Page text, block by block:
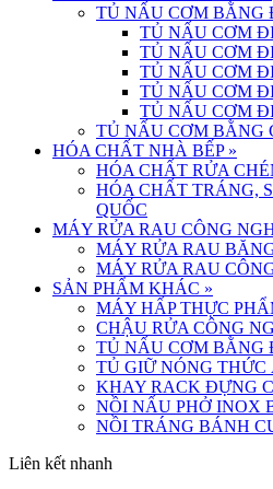
TỦ NẤU CƠM BẰNG
TỦ NẤU CƠM
TỦ NẤU CƠM
TỦ NẤU CƠM
TỦ NẤU CƠM
TỦ NẤU CƠM
TỦ NẤU CƠM BẰNG
HÓA CHẤT NHÀ BẾP »
HÓA CHẤT RỬA
HÓA CHẤT TRÁNG,
QUỐC
MÁY RỬA RAU CÔNG
MÁY RỬA RAU
MÁY RỬA RAU
SẢN PHẨM KHÁC »
MÁY HẤP THỰC
CHẬU RỬA CÔNG
TỦ NẤU CƠM BẰNG
TỦ GIỮ NÓNG THỨC
KHAY RACK ĐỰNG
NỒI NẤU PHỞ INOX
NỒI TRÁNG BÁNH
Liên kết nhanh